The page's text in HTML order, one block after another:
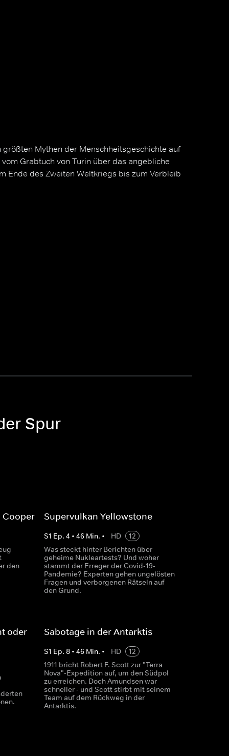
Mythen der Menschheitsgeschichte auf
Grabtuch von Turin über das angebliche
Ende des Zweiten Weltkriegs bis zum Verbleib
Spur
Cooper
den
Supervulkan Yellowstone
S1 Ep. 4 • 46Min. • HD
12
Was steckt hinter Berichten über
geheime Nukleartests? Und woher
stammt der Erreger der Covid-19-
Pandemie? Experten gehen ungelösten
Fragen und verborgenen Rätseln auf
den Grund.
oder
Sabotage in der Antarktis
S1 Ep. 8• 46Min. • HD
12
1911 bricht Robert F. Scott zur "Terra
Nova"-Expedition auf, um den Südpol
zu erreichen. Doch Amundsen war
schneller - und Scott stirbt mit seinem
Team auf dem Rückweg in der
Antarktis.